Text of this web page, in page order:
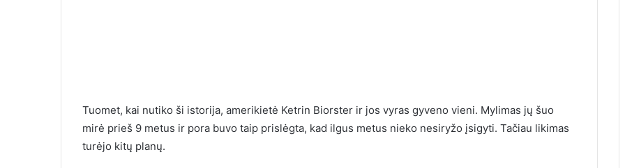
Tuomet, kai nutiko ši istorija, amerikietė Ketrin Biorster ir jos vyras gyveno vieni. Mylimas jų šuo
mirė prieš 9 metus ir pora buvo taip prislėgta, kad ilgus metus nieko nesiryžo įsigyti. Tačiau likimas
turėjo kitų planų.